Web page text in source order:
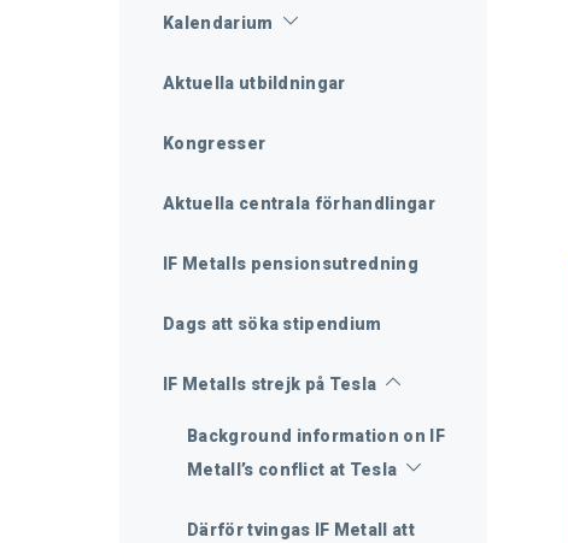
Kalendarium
Aktuella utbildningar
Kongresser
Aktuella centrala förhandlingar
IF Metalls pensionsutredning
Dags att söka stipendium
IF Metalls strejk på Tesla
Background information on IF
Metall’s conflict at Tesla
Därför tvingas IF Metall att